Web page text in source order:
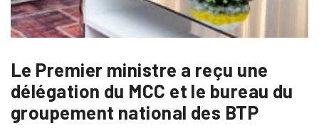
Le Premier ministre a reçu une
délégation du MCC et le bureau du
groupement national des BTP